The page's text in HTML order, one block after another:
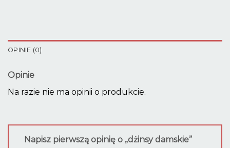
OPINIE (0)
Opinie
Na razie nie ma opinii o produkcie.
Napisz pierwszą opinię o „dżinsy damskie”